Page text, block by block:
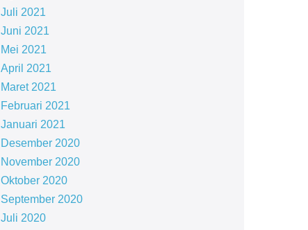
Juli 2021
Juni 2021
Mei 2021
April 2021
Maret 2021
Februari 2021
Januari 2021
Desember 2020
November 2020
Oktober 2020
September 2020
Juli 2020